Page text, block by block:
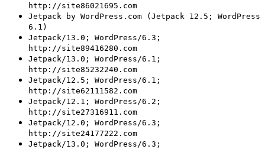
http://site86021695.com
Jetpack by WordPress.com (Jetpack 12.5; WordPress
6.1)
Jetpack/13.0; WordPress/6.3;
http://site89416280.com
Jetpack/13.0; WordPress/6.1;
http://site85232240.com
Jetpack/12.5; WordPress/6.1;
http://site62111582.com
Jetpack/12.1; WordPress/6.2;
http://site27316911.com
Jetpack/12.0; WordPress/6.3;
http://site24177222.com
Jetpack/13.0; WordPress/6.3;